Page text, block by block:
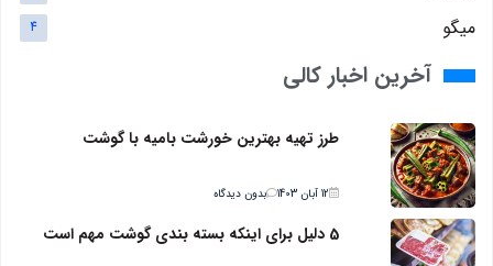
میگو 4
آخرین اخبار کالی
طرز تهیه بهترین خورشت بامیه با گوشت
12 آبان 1403 بدون دیدگاه
5 دلیل برای اینکه بسته بندی گوشت مهم است